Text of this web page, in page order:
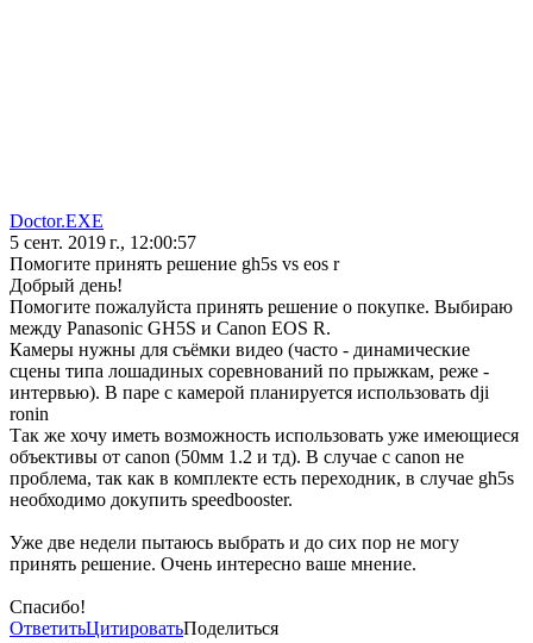
Doctor.EXE
5 сент. 2019 г., 12:00:57
Помогите принять решение gh5s vs eos r
Добрый день!
Помогите пожалуйста принять решение о покупке. Выбираю
между Panasonic GH5S и Canon EOS R.
Камеры нужны для съёмки видео (часто - динамические
сцены типа лошадиных соревнований по прыжкам, реже -
интервью). В паре с камерой планируется использовать dji
ronin
Так же хочу иметь возможность использовать уже имеющиеся
объективы от canon (50мм 1.2 и тд). В случае с canon не
проблема, так как в комплекте есть переходник, в случае gh5s
необходимо докупить speedbooster.
Уже две недели пытаюсь выбрать и до сих пор не могу
принять решение. Очень интересно ваше мнение.
Спасибо!
ОтветитьЦитироватьПоделиться